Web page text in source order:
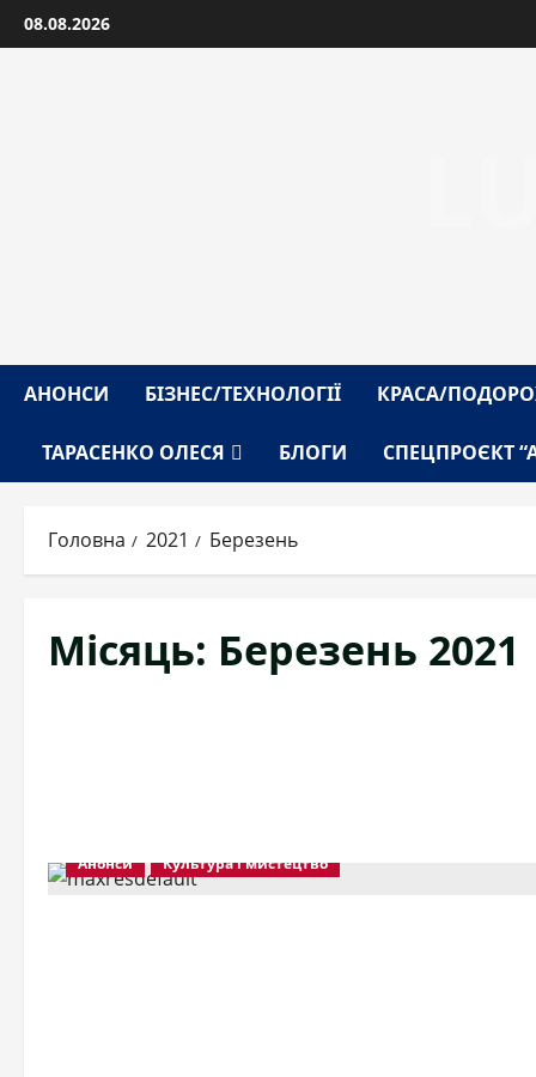
Перейти
до
08.08.2026
АНОНСИ БІЗНЕС/ТЕХНОЛОГІЇ КРАСА/
ТАРАСЕНКО ОЛЕСЯ БЛОГИ СПЕЦПРОЄКТ
Головна 2021 Березень
Місяць: Березень 2021
Анонси Культура і мистецтво